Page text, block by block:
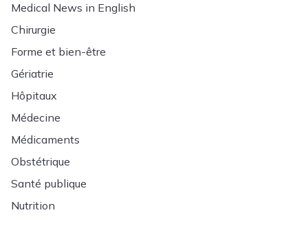
Medical News in English
Chirurgie
Forme et bien-être
Gériatrie
Hôpitaux
Médecine
Médicaments
Obstétrique
Santé publique
Nutrition